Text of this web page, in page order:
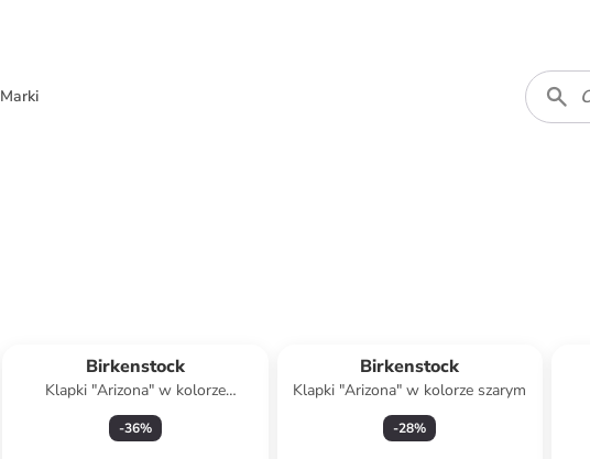
Marki
Birkenstock
Klapki "Arizona" w kolorze
granatowym
-36%
Birkenstock
Klapki "Arizona" w kolorze szarym
-28%